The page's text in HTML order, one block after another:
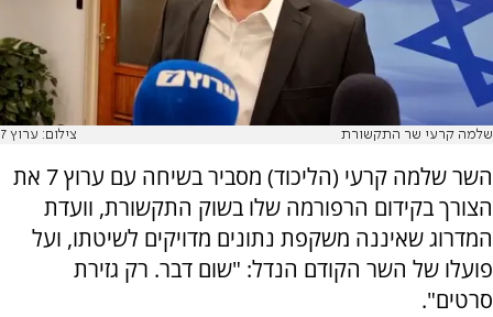
שלמה קרעי שר התקשורת צילום: ערוץ 7
השר שלמה קרעי (הליכוד) מסביר בשיחה עם ערוץ 7 את
הצורך בקידום הרפורמה שלו בשוק התקשורת, וועדת
המדרוג שאיננה משקפת נתונים מדויקים לשיטתו, ועל
פועלו של השר הקודם הנדל: "שום דבר. רק גזירת
סרטים".